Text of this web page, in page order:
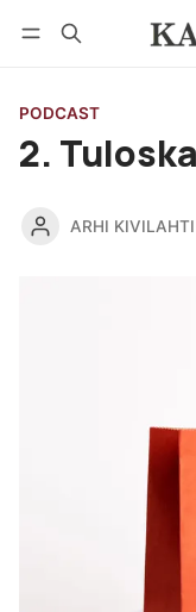
PODCAST
2.
ARHI KIVILAHTI